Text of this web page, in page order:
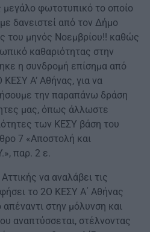
μεγάλο φωτοτυπικό το οποίο
δανειστεί από τον Δήμο
του μηνός Νοεμβρίου!! καθώς
καθαριότητας στην
η συνδρομή επίσημα από
Α’ Αθήνας, για να
την παραπάνω δράση
μας, όπως άλλωστε
των ΚΕΣΥ βάση του
7 «Αποστολή και
παρ. 2 ε.
να αναλάβει τις
το 2Ο ΚΕΣΥ Α΄ Αθήνας
στην μόλυνση και
αναπτύσσεται, στέλνοντας